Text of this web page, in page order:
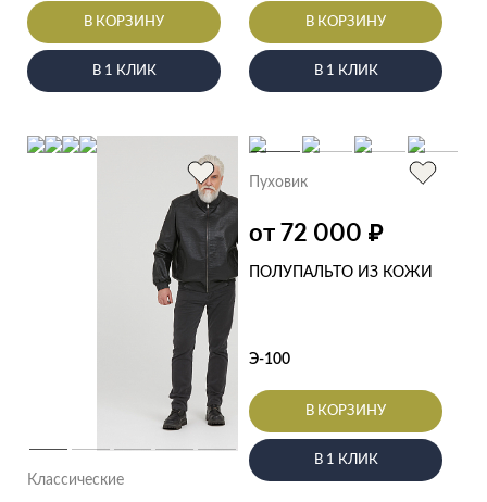
В КОРЗИНУ
В 1 КЛИК
В КОРЗИНУ
В 1 КЛИК
Классические
Пуховик
от 72 000 ₽
ПОЛУПАЛЬТО ИЗ КОЖИ
Э-100
В КОРЗИНУ
В 1 КЛИК